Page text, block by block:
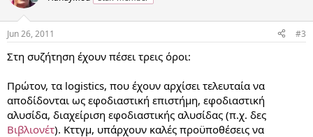
Jun 26, 2011 #3
Στη συζήτηση έχουν πέσει τρεις όροι:
Πρώτον, τα logistics, που έχουν αρχίσει τελευταία να
αποδίδονται ως εφοδιαστική επιστήμη, εφοδιαστική
αλυσίδα, διαχείριση εφοδιαστικής αλυσίδας (π.χ. δες
Βιβλιονέτ). Κττγμ, υπάρχουν καλές προϋποθέσεις να